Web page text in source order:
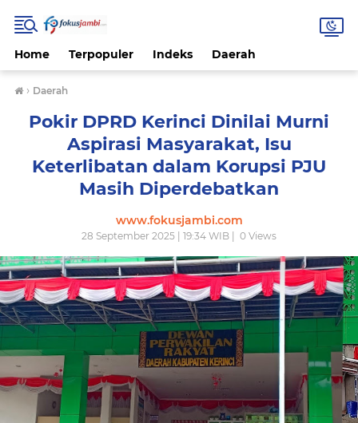
Home Terpopuler Indeks Daerah
› Daerah
Pokir DPRD Kerinci Dinilai Murni
Aspirasi Masyarakat, Isu
Keterlibatan dalam Korupsi PJU
Masih Diperdebatkan
www.fokusjambi.com
28 September 2025 | 19:34 WIB | 0 Views